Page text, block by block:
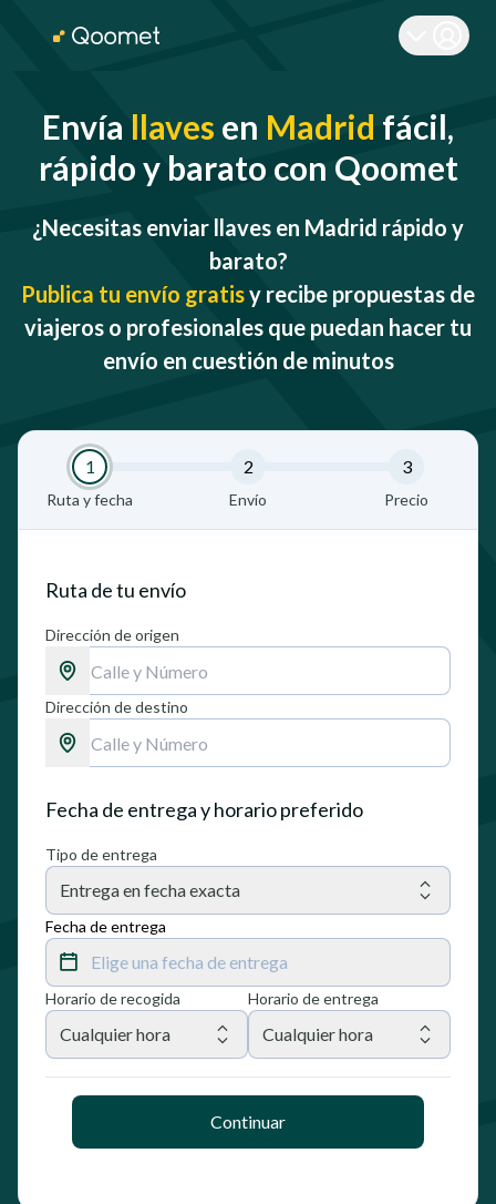
Envía llaves en Madrid fácil,
rápido y barato con Qoomet
¿Necesitas enviar llaves en Madrid rápido y
barato?
Publica tu envío gratisy recibe propuestas de
viajeros o profesionales que puedan hacer tu
envío en cuestión de minutos
1
Ruta y fecha
2
Envío
3
Precio
Ruta de tu envío
Dirección de origen
Dirección de destino
Fecha de entrega y horario preferido
Tipo de entrega
Entrega en fecha exacta
Fecha de entrega
Elige una fecha de entrega
Horario de recogida
Cualquier hora
Horario de entrega
Cualquier hora
Continuar